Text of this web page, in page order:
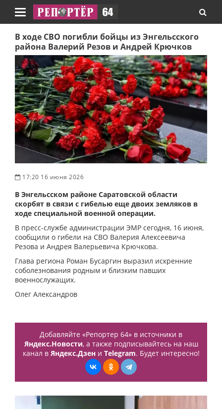
Навигация
В ходе СВО погибли бойцы из Энгельсского
района Валерий Резов и Андрей Крючков
17:20 16 июня 2026
В Энгельсском районе Саратовской области
скорбят в связи с гибелью еще двоих земляков в
ходе специальной военной операции.
В пресс-службе администрации ЭМР сегодня, 16 июня,
сообщили о гибели на СВО Валерия Алексеевича
Резова и Андрея Валерьевича Крючкова.
Глава региона Роман Бусаргин выразил искренние
соболезнования родным и близким павших
военнослужащих.
Олег Александров
Добавляйте «Репортер 64» в источники в
Яндекс.Новости, а также подписывайтесь на наш
канал в Яндекс.Дзени Telegram. Будет интересно!